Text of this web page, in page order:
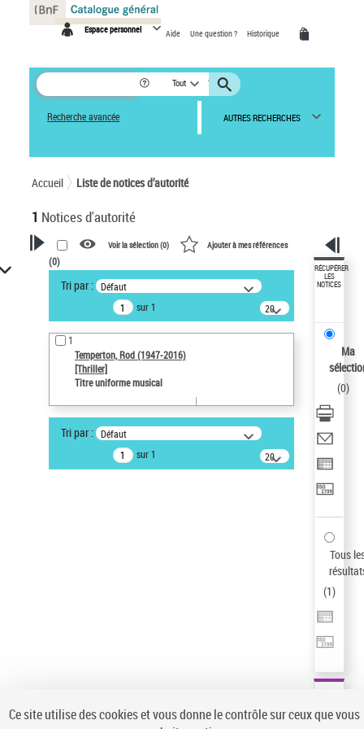
Espace personnel Aide Une question ? Historique
Tout
Recherche avancée AUTRES RECHERCHES
Accueil Liste de notices d’autorité
1 Notices d'autorité
VOTRE RECHERCHE
Recherche avancée dans les
notices d’autorité
Œuvres liées à l'auteur :
Temperton, Rod (1947-2016)
Type de notice d'autorité
Voir la sélection (0) Ajouter à mes références
(0)
Tri par : Défaut
sur 1
20
résultats/page
1
Temperton, Rod (1947-2016)
[Thriller]
Titre uniforme musical
Tri par : Défaut
sur 1
20
résultats/page
RÉCUPÉRER
LES
NOTICES
Ma
(0)
Tous
(1)
Panneau de gestion des cookies
Ce site utilise des cookies et vous donne le contrôle sur ceux que vous